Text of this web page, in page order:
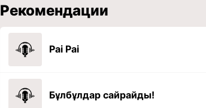
Рекомендации
Pai Pai
Бұлбұлдар сайрайды!